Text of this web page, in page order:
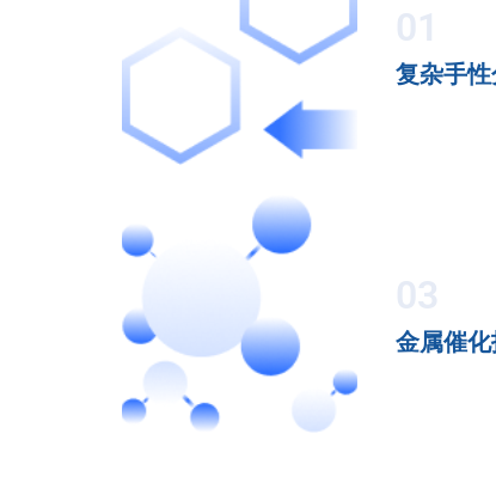
01
复杂手
03
金属催